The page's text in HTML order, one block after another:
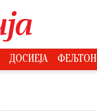
ДОСИЕЈА ФЕЉТОН